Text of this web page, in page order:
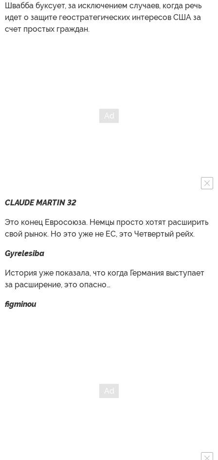
Швабба буксует, за исключением случаев, когда речь
идет о защите геостратегических интересов США за
счет простых граждан.
CLAUDE MARTIN 32
Это конец Евросоюза. Немцы просто хотят расширить
свой рынок. Но это уже не ЕС, это Четвертый рейх.
Gyrelesiba
История уже показала, что когда Германия выступает
за расширение, это опасно…
figminou